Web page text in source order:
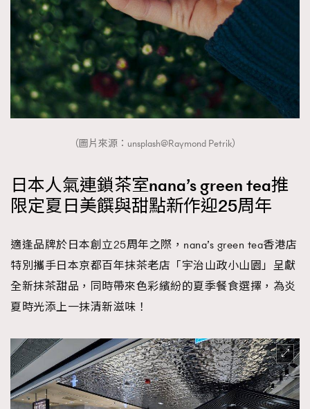
（圖片來源：unsplash@Raymond Petrik）
日本人氣連鎖茶室nana’s green tea推
限定夏日美饌與甜點新作迎25周年
適逢品牌於日本創立25周年之際，nana’s green tea香港店
特別攜手日本京都百年抹茶老店「宇治山政小山園」呈獻
全新抹茶甜品，同時帶來色彩繽紛的夏季餐食選擇，為炎
夏時光添上一抹清新滋味！